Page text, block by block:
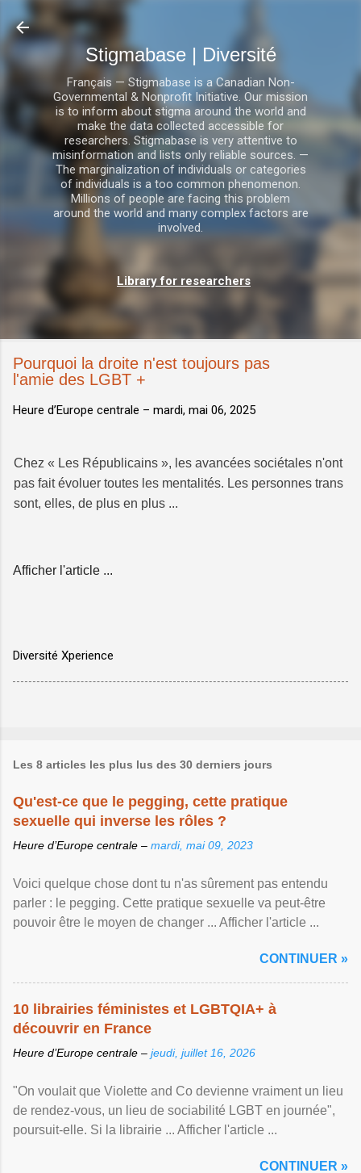
Stigmabase | Diversité
Français — Stigmabase is a Canadian Non-
Governmental & Nonprofit Initiative. Our mission
is to inform about stigma around the world and
make the data collected accessible for
researchers. Stigmabase is very attentive to
misinformation and lists only reliable sources. —
The marginalization of individuals or categories
of individuals is a too common phenomenon.
Millions of people are facing this problem
around the world and many complex factors are
involved.
Library for researchers
Pourquoi la droite n'est toujours pas
l'amie des LGBT +
Heure d’Europe centrale – mardi, mai 06, 2025
Chez « Les Républicains », les avancées sociétales n'ont
pas fait évoluer toutes les mentalités. Les personnes trans
sont, elles, de plus en plus ...
Afficher l'article ...
Diversité Xperience
Les 8 articles les plus lus des 30 derniers jours
Qu'est-ce que le pegging, cette pratique
sexuelle qui inverse les rôles ?
Heure d’Europe centrale – mardi, mai 09, 2023
Voici quelque chose dont tu n'as sûrement pas entendu
parler : le pegging. Cette pratique sexuelle va peut-être
pouvoir être le moyen de changer ... Afficher l'article ...
CONTINUER »
10 librairies féministes et LGBTQIA+ à
découvrir en France
Heure d’Europe centrale – jeudi, juillet 16, 2026
"On voulait que Violette and Co devienne vraiment un lieu
de rendez-vous, un lieu de sociabilité LGBT en journée",
poursuit-elle. Si la librairie ... Afficher l'article ...
CONTINUER »